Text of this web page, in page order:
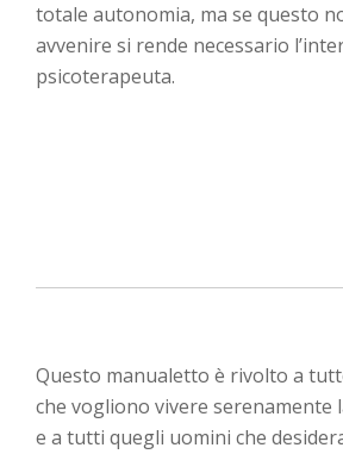
totale autonomia, ma se questo
avvenire si rende necessario
psicoterapeuta.
Questo manualetto è rivolto a
che vogliono vivere serenamente
e a tutti quegli uomini che